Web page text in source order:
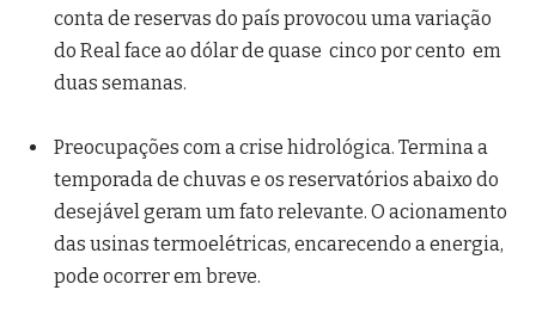
conta de reservas do país provocou uma variação
do Real face ao dólar de quase cinco por cento em
duas semanas.
Preocupações com a crise hidrológica. Termina a
temporada de chuvas e os reservatórios abaixo do
desejável geram um fato relevante. O acionamento
das usinas termoelétricas, encarecendo a energia,
pode ocorrer em breve.